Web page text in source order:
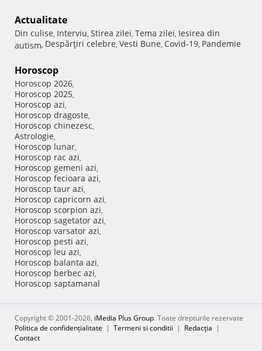
Actualitate
Din culise, Interviu, Stirea zilei, Tema zilei, Iesirea din
autism, Despărţiri celebre, Vesti Bune, Covid-19, Pandemie
Horoscop
Horoscop 2026,
Horoscop 2025,
Horoscop azi,
Horoscop dragoste,
Horoscop chinezesc,
Astrologie,
Horoscop lunar,
Horoscop rac azi,
Horoscop gemeni azi,
Horoscop fecioara azi,
Horoscop taur azi,
Horoscop capricorn azi,
Horoscop scorpion azi,
Horoscop sagetator azi,
Horoscop varsator azi,
Horoscop pesti azi,
Horoscop leu azi,
Horoscop balanta azi,
Horoscop berbec azi,
Horoscop saptamanal
Copyright © 2001-2026, iMedia Plus Group. Toate drepturile rezervate
Politica de confidențialitate | Termeni si conditii | Redacţia |
Contact